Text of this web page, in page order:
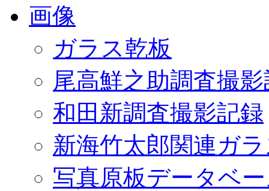
画像
ガラス乾板
尾高鮮之助調査撮
和田新調査撮影記録
新海竹太郎関連ガ
写真原板データベ